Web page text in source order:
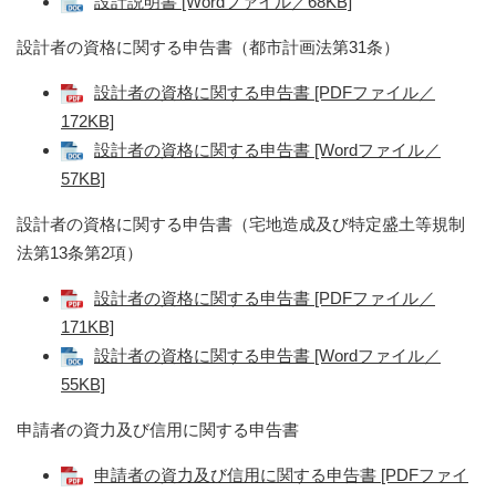
設計者の資格に関する申告書（都市計画法第31条）
設計者の資格に関する申告書 [PDFファイル／
172KB]
設計者の資格に関する申告書 [Wordファイル／
57KB]
設計者の資格に関する申告書（宅地造成及び特定盛土等規制
法第13条第2項）
設計者の資格に関する申告書 [PDFファイル／
171KB]
設計者の資格に関する申告書 [Wordファイル／
55KB]
申請者の資力及び信用に関する申告書
申請者の資力及び信用に関する申告書 [PDFファイ